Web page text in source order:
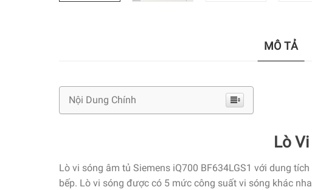
MÔ TẢ
Nội Dung Chính
Lò
Lò vi sóng âm tủ Siemens iQ700 BF634LGS1 với dung
bếp. Lò vi sóng được có 5 mức công suất vi sóng khác